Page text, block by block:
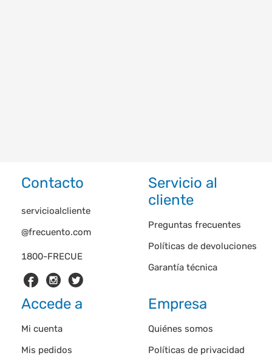
Contacto
1800-FRECUE
servicioalcliente
@frecuento.com
Servicio al
cliente
Preguntas frecuentes
Políticas de devoluciones
Garantía técnica
Accede a
Mi cuenta
Mis pedidos
Empresa
Quiénes somos
Políticas de privacidad